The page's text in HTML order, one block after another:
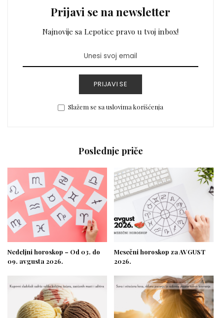
Prijavi se na newsletter
Najnovije sa Lepotice pravo u tvoj inbox!
PRIJAVI SE
Slažem se sa uslovima korišćenja
Poslednje priče
Nedeljni horoskop – Od 03. do
09. avgusta 2026.
Mesečni horoskop za AVGUST
2026.